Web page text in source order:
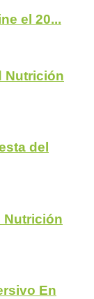
el 20...
Nutrición
del
Nutrición
En